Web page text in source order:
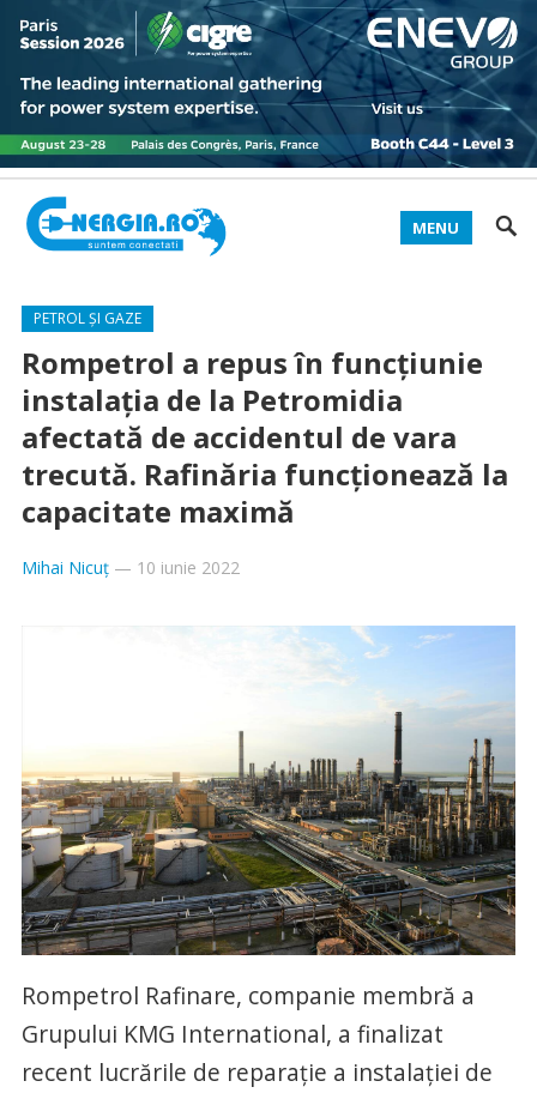
MENU
PETROL ȘI GAZE
Rompetrol a repus în funcțiunie
instalația de la Petromidia
afectată de accidentul de vara
trecută. Rafinăria funcționează la
capacitate maximă
Mihai Nicuț— 10 iunie 2022
Rompetrol Rafinare, companie membră a
Grupului KMG International, a finalizat
recent lucrările de reparație a instalației de